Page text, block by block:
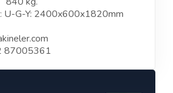
U-G-Y: 2400x600x1820mm
87005361